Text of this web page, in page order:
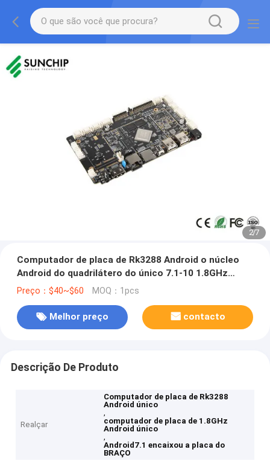
2/7
Computador de placa de Rk3288 Android o núcleo
Android do quadrilátero do único 7.1-10 1.8GHz
encaixou a placa do BRAÇO
Preço：$40~$60 MOQ：1pcs
Melhor preço contacto
Descrição De Produto
Realçar
Computador de placa de Rk3288
Android único
,
computador de placa de 1.8GHz
Android único
,
Android7.1 encaixou a placa do
BRAÇO